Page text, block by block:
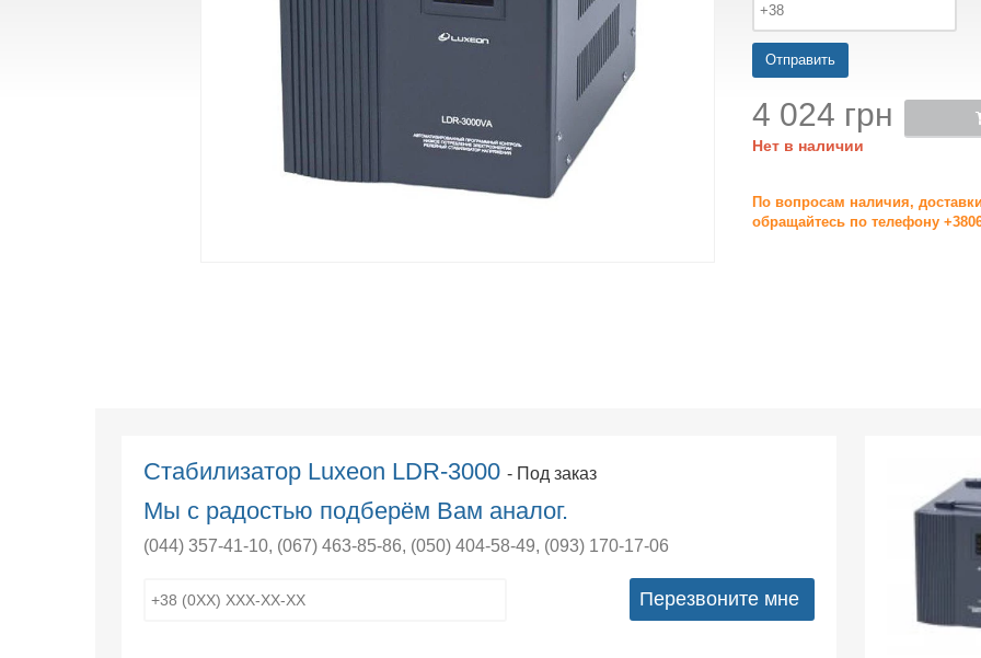
Отправить
4 024 грн
Нет в наличии
По вопросам наличия,
обращайтесь по телефону
Стабилизатор Luxeon LDR-3000- Под заказ
Мы с радостью подберём Вам аналог.
(044) 357-41-10, (067) 463-85-86, (050) 404-58-49, (093) 170-17-06
Перезвоните мне